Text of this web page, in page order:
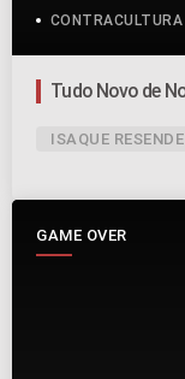
CONTRACULTURA
Tudo Novo de
ISAQUE RESENDE
GAME OVER